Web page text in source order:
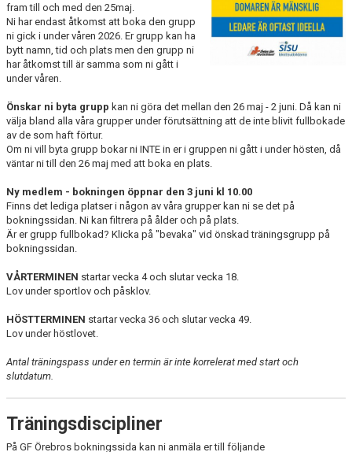
OM FÖRENINGEN
KONTAKT
fram till och med den 25maj.
Ni har endast åtkomst att boka den grupp
ni gick i under våren 2026. Er grupp kan ha
bytt namn, tid och plats men den grupp ni
har åtkomst till är samma som ni gått i
under våren.
Önskar ni byta grupp kan ni göra det mellan den 26 maj - 2 juni. Då kan ni
välja bland alla våra grupper under förutsättning att de inte blivit fullbokade
av de som haft förtur.
Om ni vill byta grupp bokar ni INTE in er i gruppen ni gått i under hösten, då
väntar ni till den 26 maj med att boka en plats.
Ny medlem - bokningen öppnar den 3 juni kl 10.00
Finns det lediga platser i någon av våra grupper kan ni se det på
bokningssidan. Ni kan filtrera på ålder och på plats.
Är er grupp fullbokad? Klicka på "bevaka" vid önskad träningsgrupp på
bokningssidan.
VÅRTERMINEN startar vecka 4 och slutar vecka 18.
Lov under sportlov och påsklov.
HÖSTTERMINEN startar vecka 36 och slutar vecka 49.
Lov under höstlovet.
Antal träningspass under en termin är inte korrelerat med start och
slutdatum.
Träningsdiscipliner
På GF Örebros bokningssida kan ni anmäla er till följande